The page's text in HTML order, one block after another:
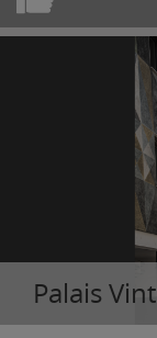
Palais